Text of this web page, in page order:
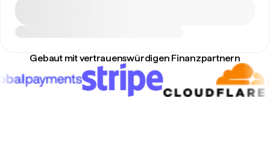
Gebaut mit vertrauenswürdigen Finanzpartnern